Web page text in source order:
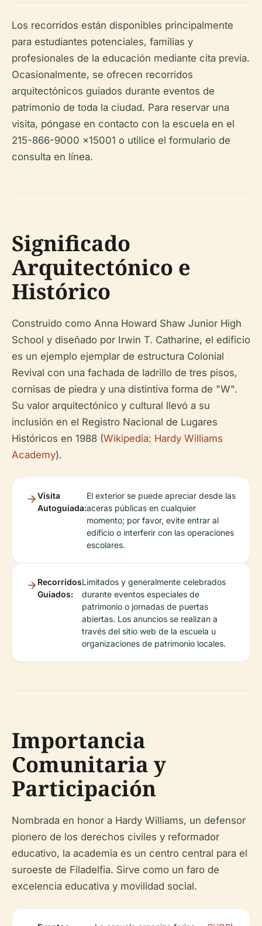
Los recorridos están disponibles principalmente
para estudiantes potenciales, familias y
profesionales de la educación mediante cita previa.
Ocasionalmente, se ofrecen recorridos
arquitectónicos guiados durante eventos de
patrimonio de toda la ciudad. Para reservar una
visita, póngase en contacto con la escuela en el
215-866-9000 x15001 o utilice el formulario de
consulta en línea.
Significado
Arquitectónico e
Histórico
Construido como Anna Howard Shaw Junior High
School y diseñado por Irwin T. Catharine, el edificio
es un ejemplo ejemplar de estructura Colonial
Revival con una fachada de ladrillo de tres pisos,
cornisas de piedra y una distintiva forma de "W".
Su valor arquitectónico y cultural llevó a su
inclusión en el Registro Nacional de Lugares
Históricos en 1988 (Wikipedia: Hardy Williams
Academy).
Visita
Autoguiada:
El exterior se puede apreciar desde las
aceras públicas en cualquier
momento; por favor, evite entrar al
edificio o interferir con las operaciones
escolares.
Recorridos
Guiados:
Limitados y generalmente celebrados
durante eventos especiales de
patrimonio o jornadas de puertas
abiertas. Los anuncios se realizan a
través del sitio web de la escuela u
organizaciones de patrimonio locales.
Importancia
Comunitaria y
Participación
Nombrada en honor a Hardy Williams, un defensor
pionero de los derechos civiles y reformador
educativo, la academia es un centro central para el
suroeste de Filadelfia. Sirve como un faro de
excelencia educativa y movilidad social.